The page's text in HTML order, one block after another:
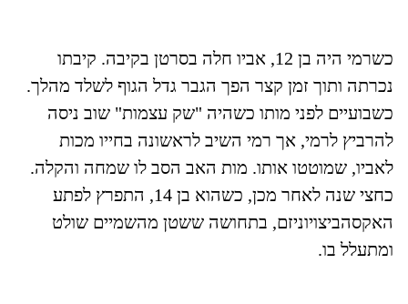
כשרמי היה בן 12, אביו חלה בסרטן בקיבה. קיבתו
נכרתה ותוך זמן קצר הפך הגבר גדל הגוף לשלד מהלך.
כשבועיים לפני מותו כשהיה "שק עצמות" שוב ניסה
להרביץ לרמי, אך רמי השיב לראשונה בחייו מכות
לאביו, שמוטטו אותו. מות האב הסב לו שמחה והקלה.
כחצי שנה לאחר מכן, כשהוא בן 14, התפרץ לפתע
האקסהביצויוניזם, בתחושה ששטן מהשמיים שולט
ומתעלל בו.